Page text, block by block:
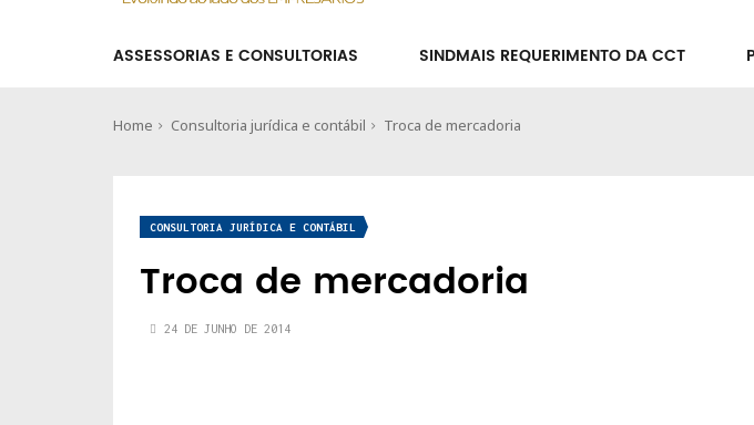
ASSESSORIAS E CONSULTORIAS SINDMAIS REQUERIMENTO DA CCT
Home Consultoria jurídica e contábil Troca de mercadoria
CONSULTORIA JURÍDICA E CONTÁBIL
Troca de mercadoria
24 DE JUNHO DE 2014